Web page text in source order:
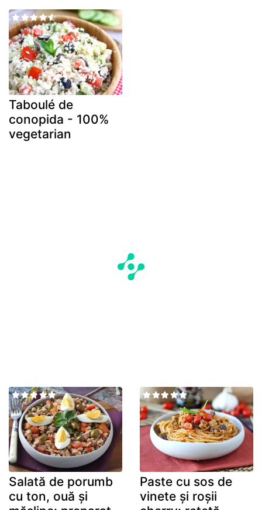
Taboulé de
conopida - 100%
vegetarian
Salată de porumb
cu ton, ouă și
Paste cu sos de
vinete și roșii